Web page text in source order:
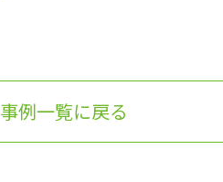
事例一覧に戻る